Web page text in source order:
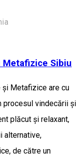
Sibiu
Metafizice are cu
procesul vindecării și
plăcut și relaxant,
alternative,
de către un